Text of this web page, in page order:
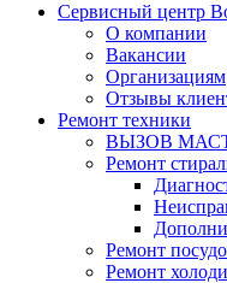
Сервисный центр
О компании
Вакансии
Организациям
Отзывы
Ремонт техники
ВЫЗОВ
Ремонт
Ремонт
Ремонт